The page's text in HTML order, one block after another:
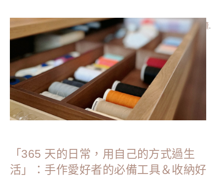
分類：CRAFTS |標籤：修補 ,手作, 手作日常,手作生活, 手縫,
生活美學,簡單生活,織補, 香港手作
「365 天的日常，用自己的方式過生
活」：手作愛好者的必備工具＆收納好